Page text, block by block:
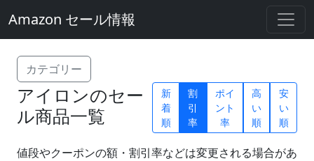
Amazon セール情報
カテゴリー
アイロンのセー
ル商品一覧
新
着
順
割
引
率
ポイ
ント
率
高
い
順
安
い
順
値段やクーポンの額・割引率などは変更される場合があ